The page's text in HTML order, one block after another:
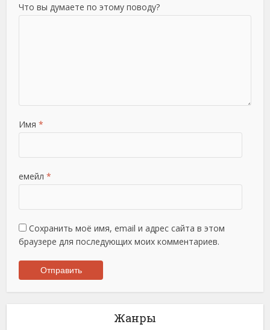
Что вы думаете по этому поводу?
Имя *
емейл *
Сохранить моё имя, email и адрес сайта в этом
браузере для последующих моих комментариев.
Жанры